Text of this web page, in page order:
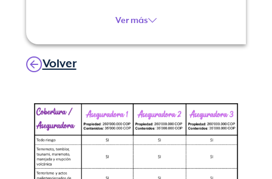
Ver más
Volver